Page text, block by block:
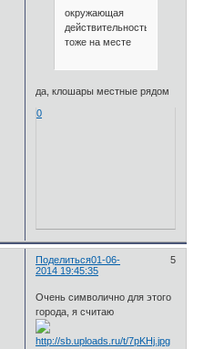
окружающая
действительность
тоже на месте
да, клошары местные рядом
0
Поделиться 5
01-06-
2014 19:45:35
Очень символично для этого
города, я считаю